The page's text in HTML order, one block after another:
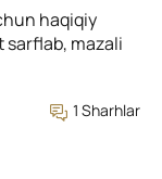
haqiqiy
sarflab, mazali
1 Sharhlar